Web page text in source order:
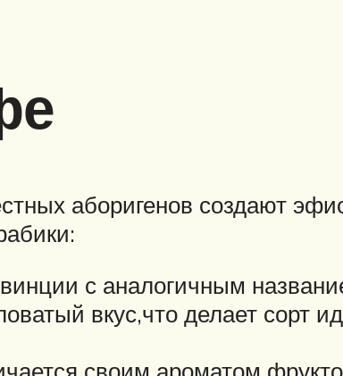
аборигенов создают
с аналогичным
вкус,что делает сорт